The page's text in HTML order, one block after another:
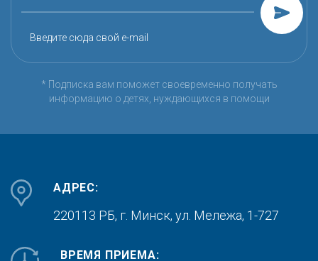
Введите сюда свой e-mail
* Подписка вам поможет своевременно получать
информацию о детях, нуждающихся в помощи
АДРЕС:
220113 РБ, г. Минск, ул. Мележа, 1-727
ВРЕМЯ ПРИЕМА: